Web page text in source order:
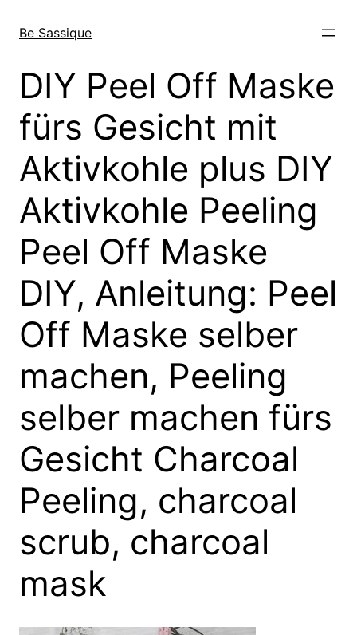
zum
wechseln
Be Sassique
DIY Peel Off Maske
fürs Gesicht mit
Aktivkohle plus DIY
Aktivkohle Peeling
Peel Off Maske
DIY, Anleitung: Peel
Off Maske selber
machen, Peeling
selber machen fürs
Gesicht Charcoal
Peeling, charcoal
scrub, charcoal
mask